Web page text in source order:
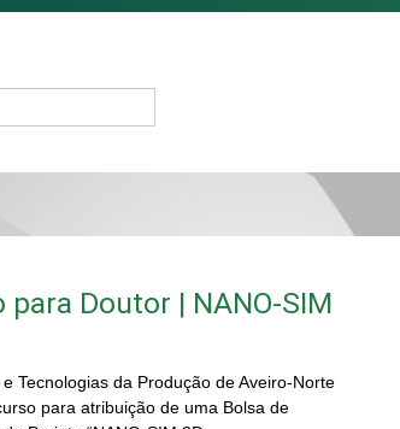
Doutor | NANO-SIM
Tecnologias da Produção de Aveiro-Norte
para atribuição de uma Bolsa de